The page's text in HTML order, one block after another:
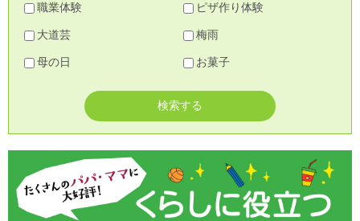
職業体験 ピザ作り体験
大道芸 梅雨
母の日 お菓子